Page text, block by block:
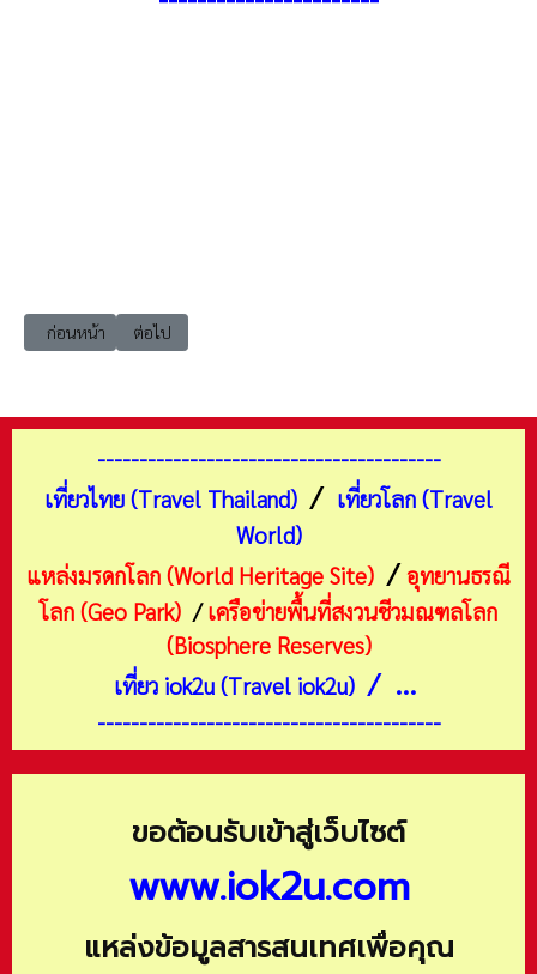
เนื้อหาก่อนหน้า: เที่ยวเชียงราย เวียงแก่น วัดจงหัว​ ผาตั้ง​
ก่อนหน้า เนื้อหาถัดไป: เที่ยวเชียงใหม่ จอมทอง ดอยอินทนนท์ บ้านพักขุ
ต่อไป
-----------------------------------------
เที่ยวไทย (Travel Thailand) / เที่ยวโลก (Travel
World)
แหล่งมรดกโลก (World Heritage Site) /อุทยานธรณี
โลก (Geo Park) /เครือข่ายพื้นที่สงวนชีวมณฑลโลก
(Biosphere Reserves)
เที่ยว iok2u (Travel iok2u) / ...
-----------------------------------------
ขอต้อนรับเข้าสู่เว็บไซต์
www.iok2u.com
แหล่งข้อมูลสารสนเทศเพื่อคุณ